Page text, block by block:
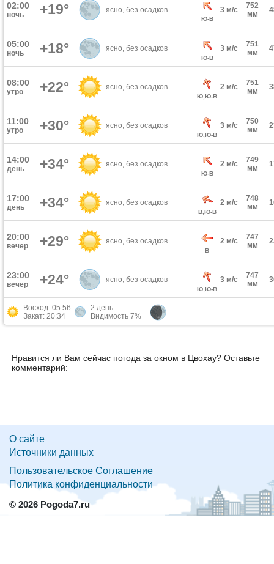
02:00
ночь +19° ясно, без осадков
Ю-В
3 м/с
752
мм
05:00
ночь +18° ясно, без осадков
Ю-В
3 м/с
751
мм
08:00
утро +22° ясно, без осадков
Ю,Ю-В
2 м/с
751
мм
11:00
утро +30° ясно, без осадков
Ю,Ю-В
3 м/с
750
мм
14:00
день +34° ясно, без осадков
Ю-В
2 м/с
749
мм
17:00
день +34° ясно, без осадков
В,Ю-В
2 м/с
748
мм
20:00
вечер +29° ясно, без осадков
В
2 м/с
747
мм
23:00
вечер +24° ясно, без осадков
Ю,Ю-В
3 м/с
747
мм
Восход: 05:56
Закат: 20:34
2 день
Видимость 7%
Нравится ли Вам сейчас погода за окном в Цвохау? Оставьте
комментарий:
О сайте
Источники данных
Пользовательское Соглашение
Политика конфиденциальности
© 2026 Pogoda7.ru